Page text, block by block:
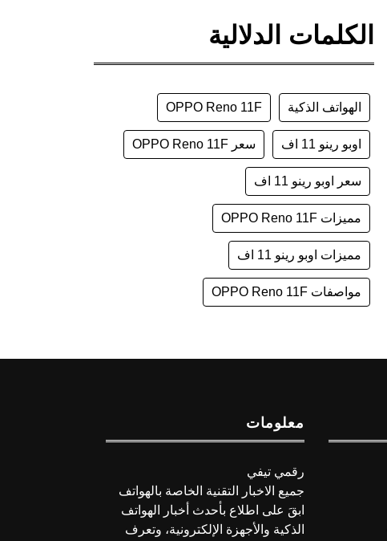
الكلمات الدلالية
الهواتف الذكية OPPO Reno 11F
اوبو رينو 11 اف سعر OPPO Reno 11F
سعر اوبو رينو 11 اف
مميزات OPPO Reno 11F
مميزات اوبو رينو 11 اف
مواصفات OPPO Reno 11F
معلومات
رقمي تيفي
جميع الاخبار التقنية الخاصة بالهواتف
ابقَ على اطلاع بأحدث أخبار الهواتف
الذكية والأجهزة الإلكترونية، وتعرف